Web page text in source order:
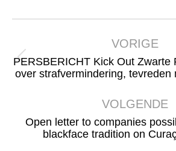
navigatie
VORIGE
Vorig
PERSBERICHT Kick Out Zwarte
over strafvermindering, tevreden
VOLGENDE
Open letter to companies
blackface tradition on